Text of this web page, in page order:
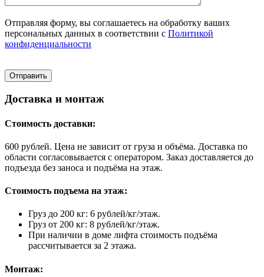
Отправляя форму, вы соглашаетесь на обработку ваших
персональных данных в соответствии с Политикой
конфиденциальности
Доставка и монтаж
Стоимость доставки:
600 рублей. Цена не зависит от груза и объёма. Доставка по
области согласовывается с оператором. Заказ доставляется до
подъезда без заноса и подъёма на этаж.
Стоимость подъема на этаж:
Груз до 200 кг: 6 рублей/кг/этаж.
Груз от 200 кг: 8 рублей/кг/этаж.
При наличии в доме лифта стоимость подъёма
рассчитывается за 2 этажа.
Монтаж: